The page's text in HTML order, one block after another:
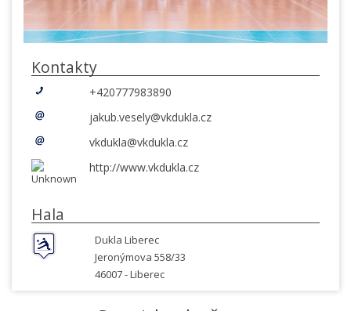
Kontakty
+420777983890
jakub.vesely@vkdukla.cz
vkdukla@vkdukla.cz
http://www.vkdukla.cz
Hala
Dukla Liberec
Jeronýmova 558/33
46007 -Liberec